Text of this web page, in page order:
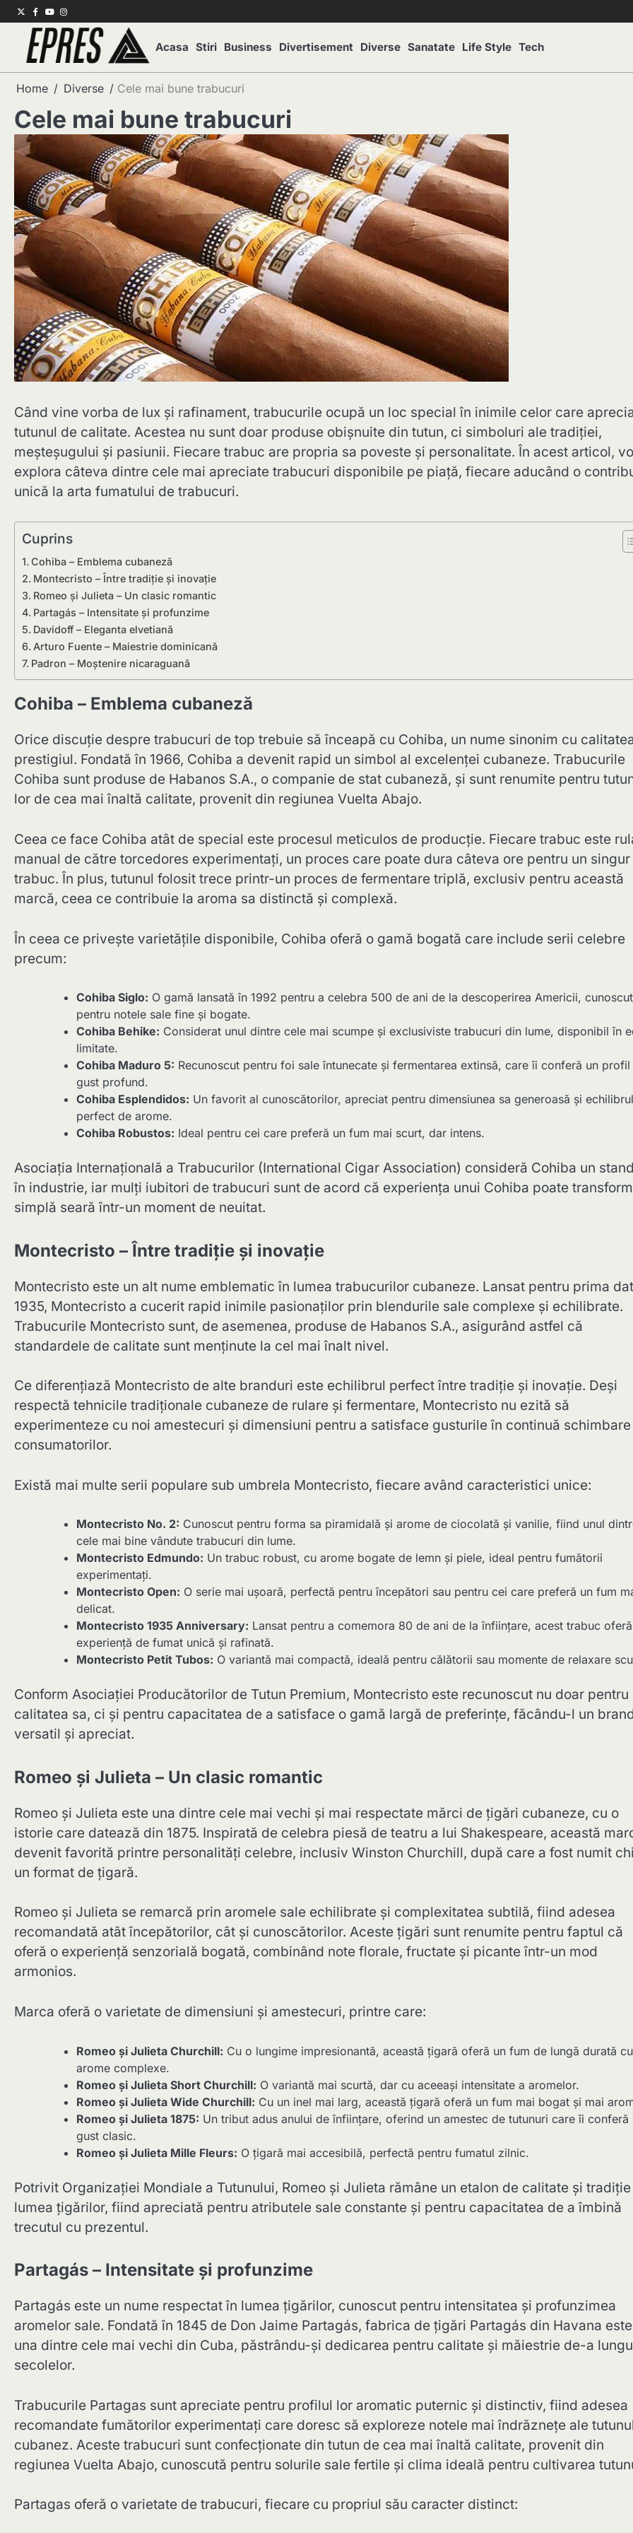
Skip
to
content
Twitter
Facebook
YoutubeInstagram
Acasa Stiri Business Divertisement Diverse Sanatate Life Style Tech
Home Diverse Cele mai bune trabucuri
Cele mai bune trabucuri
Când vine vorba de lux și rafinament, trabucurile ocupă un loc special în inimile celor care
tutunul de calitate. Acestea nu sunt doar produse obișnuite din tutun, ci simboluri ale tradiției,
meșteșugului și pasiunii. Fiecare trabuc are propria sa poveste și personalitate. În acest articol,
explora câteva dintre cele mai apreciate trabucuri disponibile pe piață, fiecare aducând o
unică la arta fumatului de trabucuri.
Cuprins
Cohiba – Emblema cubaneză
Montecristo – Între tradiție și inovație
Romeo și Julieta – Un clasic romantic
Partagás – Intensitate și profunzime
Davidoff – Eleganta elvetiană
Arturo Fuente – Maiestrie dominicană
Padron – Moștenire nicaraguană
Cohiba – Emblema cubaneză
Orice discuție despre trabucuri de top trebuie să înceapă cu Cohiba, un nume sinonim cu
prestigiul. Fondată în 1966, Cohiba a devenit rapid un simbol al excelenței cubaneze. Trabucurile
Cohiba sunt produse de Habanos S.A., o companie de stat cubaneză, și sunt renumite pentru
lor de cea mai înaltă calitate, provenit din regiunea Vuelta Abajo.
Ceea ce face Cohiba atât de special este procesul meticulos de producție. Fiecare trabuc este
manual de către torcedores experimentați, un proces care poate dura câteva ore pentru un singur
trabuc. În plus, tutunul folosit trece printr-un proces de fermentare triplă, exclusiv pentru această
marcă, ceea ce contribuie la aroma sa distinctă și complexă.
În ceea ce privește varietățile disponibile, Cohiba oferă o gamă bogată care include serii celebre
precum:
Cohiba Siglo: O gamă lansată în 1992 pentru a celebra 500 de ani de la descoperirea Americii,
pentru notele sale fine și bogate.
Cohiba Behike: Considerat unul dintre cele mai scumpe și exclusiviste trabucuri din lume, disponibil în
limitate.
Cohiba Maduro 5: Recunoscut pentru foi sale întunecate și fermentarea extinsă, care îi conferă un profil
gust profund.
Cohiba Esplendidos: Un favorit al cunoscătorilor, apreciat pentru dimensiunea sa generoasă și echilibrul
perfect de arome.
Cohiba Robustos: Ideal pentru cei care preferă un fum mai scurt, dar intens.
Asociația Internațională a Trabucurilor (International Cigar Association) consideră Cohiba un
în industrie, iar mulți iubitori de trabucuri sunt de acord că experiența unui Cohiba poate
simplă seară într-un moment de neuitat.
Montecristo – Între tradiție și inovație
Montecristo este un alt nume emblematic în lumea trabucurilor cubaneze. Lansat pentru prima
1935, Montecristo a cucerit rapid inimile pasionaților prin blendurile sale complexe și echilibrate.
Trabucurile Montecristo sunt, de asemenea, produse de Habanos S.A., asigurând astfel că
standardele de calitate sunt menținute la cel mai înalt nivel.
Ce diferențiază Montecristo de alte branduri este echilibrul perfect între tradiție și inovație. Deși
respectă tehnicile tradiționale cubaneze de rulare și fermentare, Montecristo nu ezită să
experimenteze cu noi amestecuri și dimensiuni pentru a satisface gusturile în continuă
consumatorilor.
Există mai multe serii populare sub umbrela Montecristo, fiecare având caracteristici unice:
Montecristo No. 2: Cunoscut pentru forma sa piramidală și arome de ciocolată și vanilie, fiind unul
cele mai bine vândute trabucuri din lume.
Montecristo Edmundo: Un trabuc robust, cu arome bogate de lemn și piele, ideal pentru fumătorii
experimentați.
Montecristo Open: O serie mai ușoară, perfectă pentru începători sau pentru cei care preferă un fum
delicat.
Montecristo 1935 Anniversary: Lansat pentru a comemora 80 de ani de la înființare, acest trabuc
experiență de fumat unică și rafinată.
Montecristo Petit Tubos: O variantă mai compactă, ideală pentru călătorii sau momente de relaxare
Conform Asociației Producătorilor de Tutun Premium, Montecristo este recunoscut nu doar pentru
calitatea sa, ci și pentru capacitatea de a satisface o gamă largă de preferințe, făcându-l un
versatil și apreciat.
Romeo și Julieta – Un clasic romantic
Romeo și Julieta este una dintre cele mai vechi și mai respectate mărci de țigări cubaneze, cu o
istorie care datează din 1875. Inspirată de celebra piesă de teatru a lui Shakespeare, această
devenit favorită printre personalități celebre, inclusiv Winston Churchill, după care a fost numit
un format de țigară.
Romeo și Julieta se remarcă prin aromele sale echilibrate și complexitatea subtilă, fiind adesea
recomandată atât începătorilor, cât și cunoscătorilor. Aceste țigări sunt renumite pentru faptul că
oferă o experiență senzorială bogată, combinând note florale, fructate și picante într-un mod
armonios.
Marca oferă o varietate de dimensiuni și amestecuri, printre care:
Romeo și Julieta Churchill: Cu o lungime impresionantă, această țigară oferă un fum de lungă durată cu
arome complexe.
Romeo și Julieta Short Churchill: O variantă mai scurtă, dar cu aceeași intensitate a aromelor.
Romeo și Julieta Wide Churchill: Cu un inel mai larg, această țigară oferă un fum mai bogat și mai
Romeo și Julieta 1875: Un tribut adus anului de înființare, oferind un amestec de tutunuri care îi conferă
gust clasic.
Romeo și Julieta Mille Fleurs: O țigară mai accesibilă, perfectă pentru fumatul zilnic.
Potrivit Organizației Mondiale a Tutunului, Romeo și Julieta rămâne un etalon de calitate și tradiție
lumea țigărilor, fiind apreciată pentru atributele sale constante și pentru capacitatea de a îmbină
trecutul cu prezentul.
Partagás – Intensitate și profunzime
Partagás este un nume respectat în lumea țigărilor, cunoscut pentru intensitatea și profunzimea
aromelor sale. Fondată în 1845 de Don Jaime Partagás, fabrica de țigări Partagás din Havana este
una dintre cele mai vechi din Cuba, păstrându-și dedicarea pentru calitate și măiestrie de-a
secolelor.
Trabucurile Partagas sunt apreciate pentru profilul lor aromatic puternic și distinctiv, fiind adesea
recomandate fumătorilor experimentați care doresc să exploreze notele mai îndrăznețe ale
cubanez. Aceste trabucuri sunt confecționate din tutun de cea mai înaltă calitate, provenit din
regiunea Vuelta Abajo, cunoscută pentru solurile sale fertile și clima ideală pentru cultivarea
Partagas oferă o varietate de trabucuri, fiecare cu propriul său caracter distinct: